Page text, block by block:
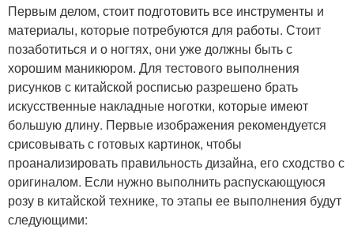
Первым делом, стоит подготовить все инструменты и
материалы, которые потребуются для работы. Стоит
позаботиться и о ногтях, они уже должны быть с
хорошим маникюром. Для тестового выполнения
рисунков с китайской росписью разрешено брать
искусственные накладные ноготки, которые имеют
большую длину. Первые изображения рекомендуется
срисовывать с готовых картинок, чтобы
проанализировать правильность дизайна, его сходство с
оригиналом. Если нужно выполнить распускающуюся
розу в китайской технике, то этапы ее выполнения будут
следующими: